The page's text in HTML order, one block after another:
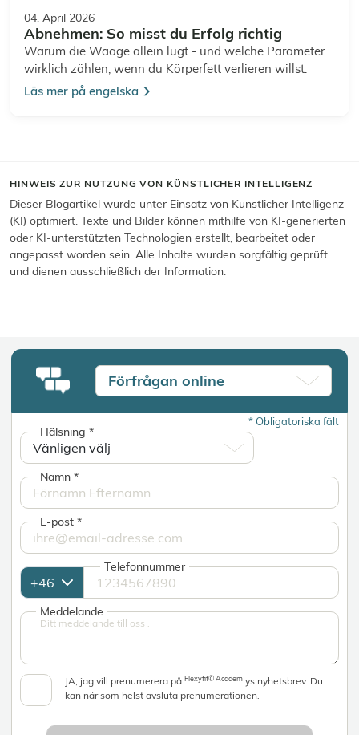
04. April 2026
Abnehmen: So misst du Erfolg richtig
Warum die Waage allein lügt - und welche Parameter
wirklich zählen, wenn du Körperfett verlieren willst.
Läs mer på engelska
HINWEIS ZUR NUTZUNG VON KÜNSTLICHER INTELLIGENZ
Dieser Blogartikel wurde unter Einsatz von Künstlicher Intelligenz
(KI) optimiert. Texte und Bilder können mithilfe von KI-generierten
oder KI-unterstützten Technologien erstellt, bearbeitet oder
angepasst worden sein. Alle Inhalte wurden sorgfältig geprüft
und dienen ausschließlich der Information.
Förfrågan online
*Obligatoriska fält
Hälsning*
Namn*
E-post*
Telefonnummer
Meddelande
JA, jag vill prenumerera påFlexyfit© Academ ys nyhetsbrev. Du
kan när som helst avsluta prenumerationen.